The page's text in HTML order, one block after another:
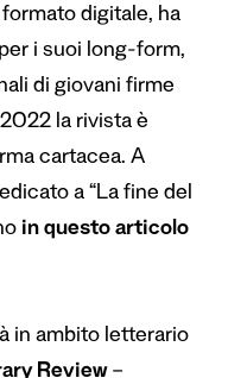
digitale, ha
i suoi long-form,
di giovani firme
la rivista è
cartacea. A
a “La fine del
in questo articolo
in ambito letterario